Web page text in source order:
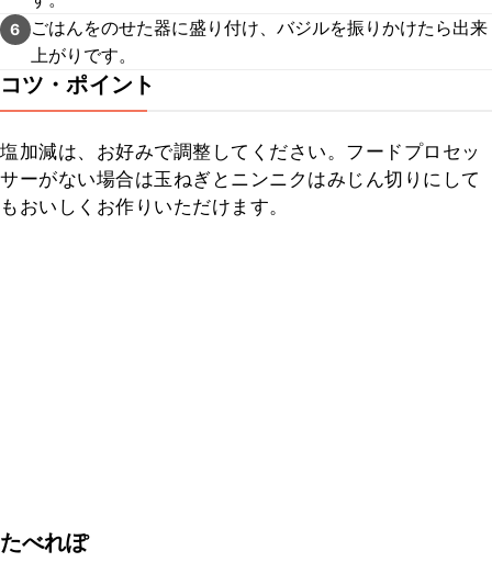
6
ごはんをのせた器に盛り付け、バジルを振りかけたら出来
上がりです。
コツ・ポイント
塩加減は、お好みで調整してください。フードプロセッ
サーがない場合は玉ねぎとニンニクはみじん切りにして
もおいしくお作りいただけます。
たべれぽ